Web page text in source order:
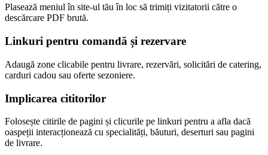
Plasează meniul în site-ul tău în loc să trimiți vizitatorii către o
descărcare PDF brută.
Linkuri pentru comandă și rezervare
Adaugă zone clicabile pentru livrare, rezervări, solicitări de catering,
carduri cadou sau oferte sezoniere.
Implicarea cititorilor
Folosește citirile de pagini și clicurile pe linkuri pentru a afla dacă
oaspeții interacționează cu specialități, băuturi, deserturi sau pagini
de livrare.